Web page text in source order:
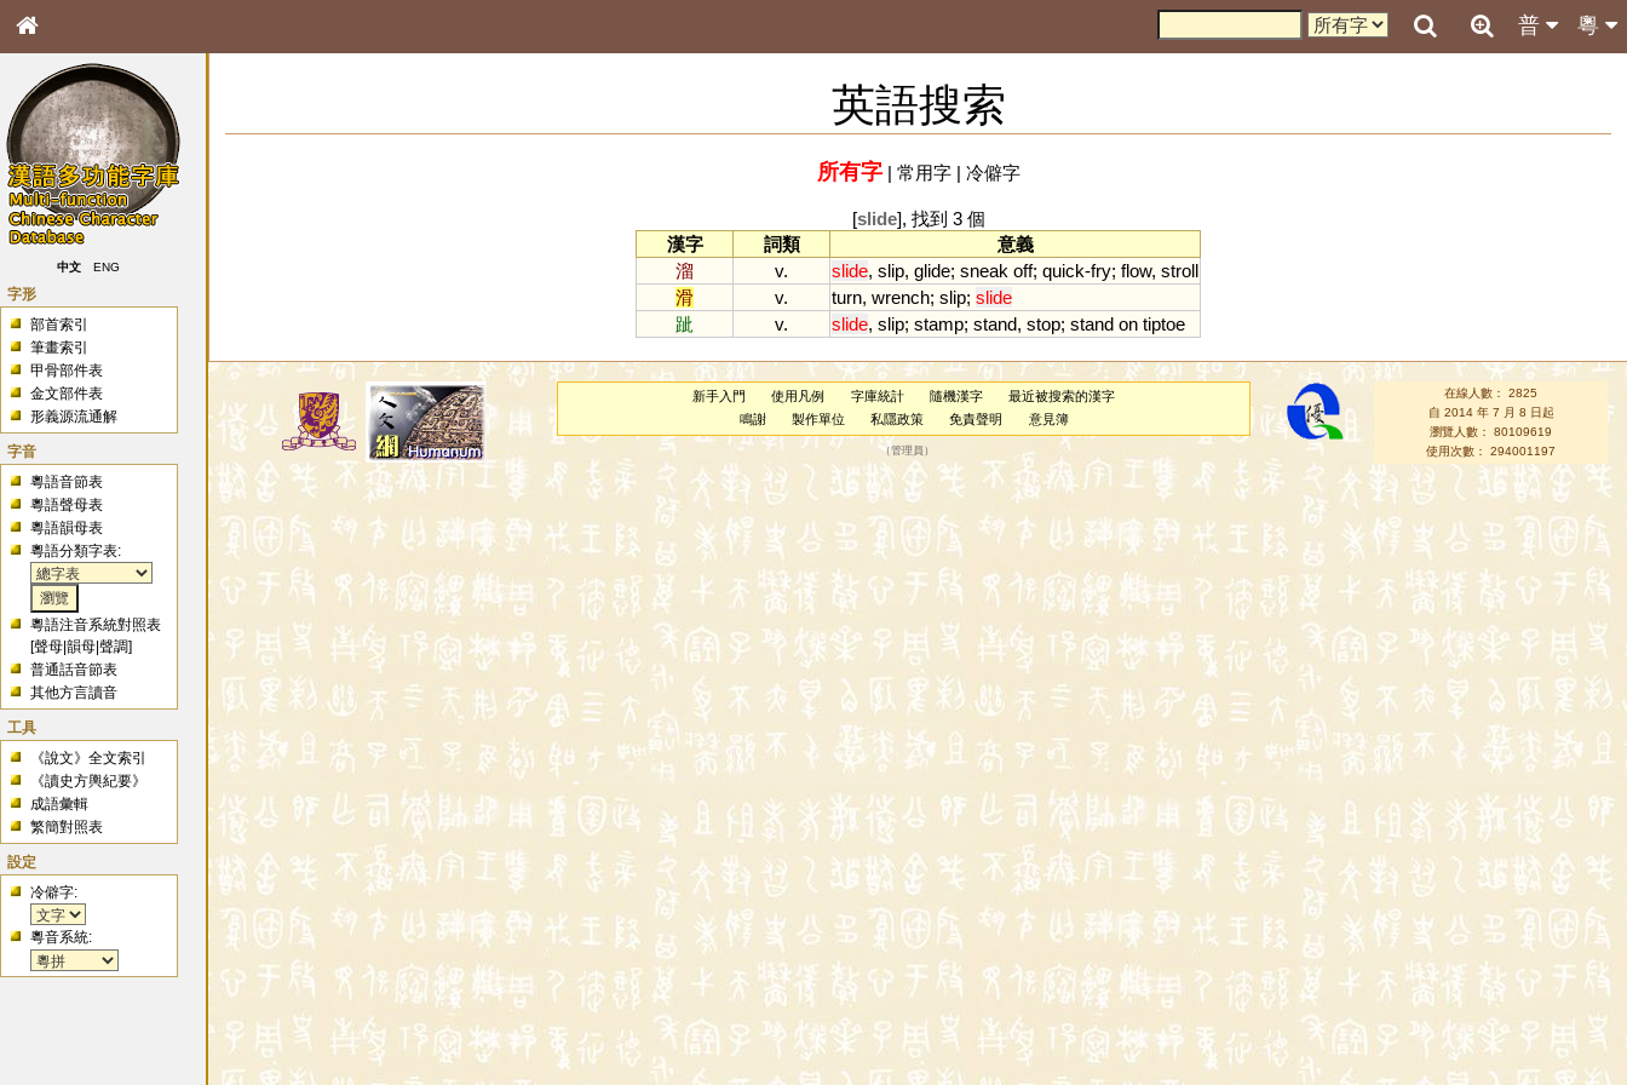
粵
普
中文 ENG
字形
部首索引
筆畫索引
甲骨部件表
金文部件表
形義源流通解
字音
粵語音節表
粵語聲母表
粵語韻母表
粵語分類字表:
粵語注音系統對照表
[聲母 |韻母 |聲調]
普通話音節表
其他方言讀音
工具
《說文》全文索引
《讀史方輿紀要》
成語彙輯
繁簡對照表
設定
冷僻字:
粵音系統:
英語搜索
所有字| 常用字| 冷僻字
[slide], 找到 3 個
漢字
詞類
意義
溜
v. slide, slip, glide; sneak off; quick-fry; flow, stroll
滑
v. turn, wrench; slip; slide
跐
v. slide, slip; stamp; stand, stop; stand on tiptoe
新手入門 使用凡例 字庫統計 隨機漢字
最近被搜索的漢字
鳴謝
製作單位 私隱政策 免責聲明 意見簿
（管理員 ）
在線人數： 2825
自 2014 年 7 月 8 日起
瀏覽人數： 80109619
使用次數： 294001197